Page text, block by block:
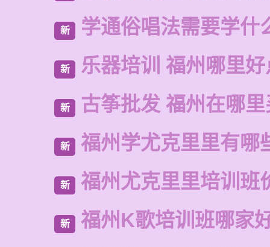
新 学通俗唱法需要学什
新 乐器培训 福州哪里
新 古筝批发 福州在哪
新 福州学尤克里里有哪
新 福州尤克里里培训班
新 福州K歌培训班哪家